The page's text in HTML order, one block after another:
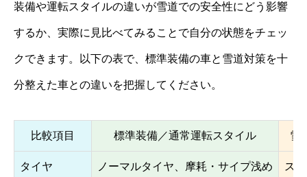
装備や運転スタイルの違いが雪道での安全性にどう影響
するか、実際に見比べてみることで自分の状態をチェッ
クできます。以下の表で、標準装備の車と雪道対策を十
分整えた車との違いを把握してください。
比較項目 標準装備／通常運転スタイル 雪
タイヤ ノーマルタイヤ、摩耗・サイプ浅め ス